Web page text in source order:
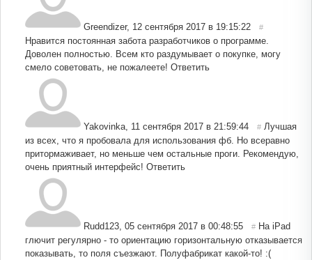
Greendizer, 12 сентября 2017 в 19:15:22 #
Нравится постоянная забота разработчиков о программе.
Доволен полностью. Всем кто раздумывает о покупке, могу
смело советовать, не пожалеете! Ответить
Yakovinka 11 сентября 2017 в 21:59:44 # Лучшая
из всех, что я пробовала для использования фб. Но всеравно
притормаживает, но меньше чем остальные проги. Рекомендую,
очень приятный интерфейс! Ответить
Rudd123 05 сентября 2017 в 00:48:55 # На iPad
глючит регулярно - то ориентацию горизонтальную отказывается
показывать, то поля съезжают. Полуфабрикат какой-то! :(